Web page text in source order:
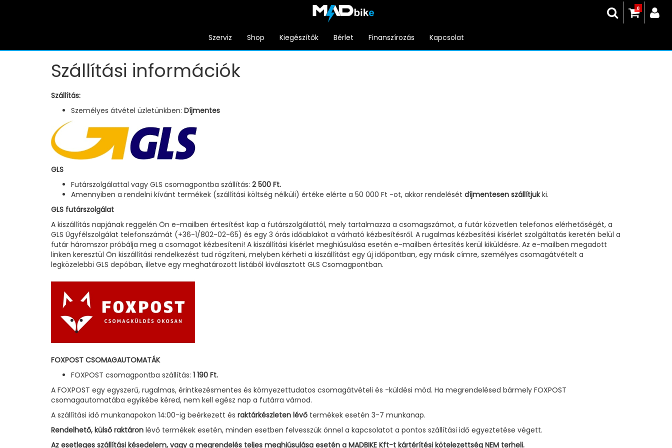
0
Szerviz Shop Kiegészítők Bérlet Finanszírozás Kapcsolat
Szállítási információk
Szállítás:
Személyes átvétel üzletünkben: Díjmentes
GLS
Futárszolgálattal vagy GLS csomagpontba szállítás: 2 500 Ft.
Amennyiben a rendelni kívánt termékek (szállítási költség nélküli) értéke elérte a 50 000 Ft -ot, akkor rendelését díjmentesen szállítjukki.
GLS futárszolgálat
A kiszállítás napjának reggelén Ön e-mailben értesítést kap a futárszolgálattól, mely tartalmazza a csomagszámot, a futár közvetlen telefonos elérhetőségét, a
GLS Ügyfélszolgálat telefonszámát (+36-1/802-02-65) és egy 3 órás időablakot a várható kézbesítésről. A rugalmas kézbesítési kísérlet szolgáltatás keretén belül a
futár háromszor próbálja meg a csomagot kézbesíteni! A kiszállítási kísérlet meghiúsulása esetén e-mailben értesítés kerül kiküldésre. Az e-mailben megadott
linken keresztül Ön kiszállítási rendelkezést tud rögzíteni, melyben kérheti a kiszállítást egy új időpontban, egy másik címre, személyes csomagátvételt a
legközelebbi GLS depóban, illetve egy meghatározott listából kiválasztott GLS Csomagpontban.
FOXPOST CSOMAGAUTOMATÁK
FOXPOST csomagpontba szállítás: 1 190 Ft.
A FOXPOST egy egyszerű, rugalmas, érintkezésmentes és környezettudatos csomagátvételi és -küldési mód. Ha megrendelésed bármely FOXPOST
csomagautomatába egyikébe kéred, nem kell egész nap a futárra várnod.
A szállítási idő munkanapokon 14:00-ig beérkezett és raktárkészleten lévő termékek esetén 3-7 munkanap.
Rendelhető, külső raktáron lévő termékek esetén, minden esetben felvesszük önnel a kapcsolatot a pontos szállítási idő egyeztetése végett.
Az esetleges szállítási késedelem, vagy a megrendelés teljes meghiúsulása esetén a MADBIKE Kft-t kártérítési kötelezettség NEM terheli.